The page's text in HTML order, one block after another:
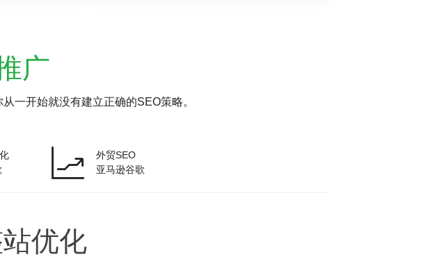
广
从一开始就没有建立正确的SEO策略。
外贸SEO
亚马逊谷歌
优化